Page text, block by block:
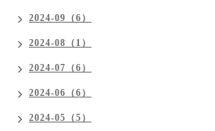
2024-09（6）
2024-08（1）
2024-07（6）
2024-06（6）
2024-05（5）